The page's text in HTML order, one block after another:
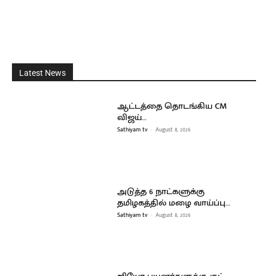
Latest News
ஆட்டத்தை தொடங்கிய CM
விஜய்…
Sathiyam tv - August 8, 2026
அடுத்த 6 நாட்களுக்கு
தமிழகத்தில் மழை வாய்ப்பு…
Sathiyam tv - August 8, 2026